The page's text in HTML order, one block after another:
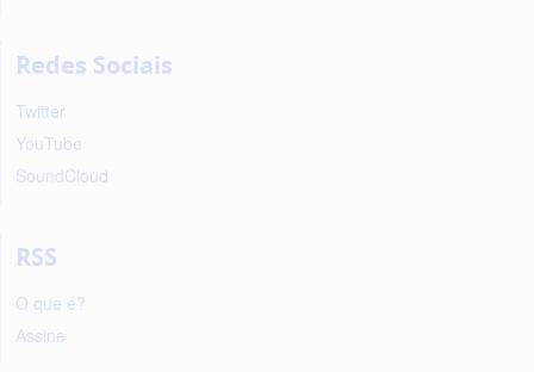
Redes Sociais
Twitter
YouTube
SoundCloud
RSS
O que é?
Assine